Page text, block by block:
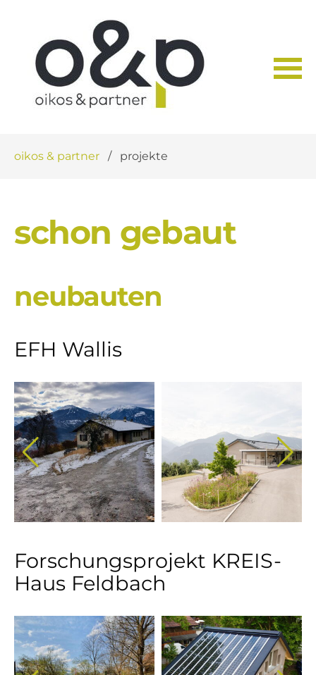
überspringen
oikos & partner projekte
schon gebaut
neubauten
EFH Wallis
Forschungsprojekt KREIS-
Haus Feldbach